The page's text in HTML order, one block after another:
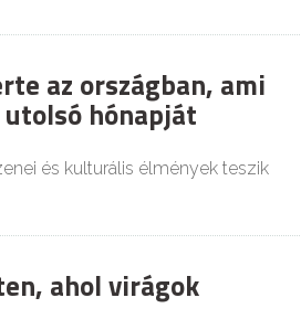
az országban, ami
hónapját
és kulturális élmények teszik
ahol virágok